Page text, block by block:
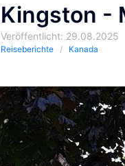
Kingston -
Veröffentlicht: 29.08.2025
Reiseberichte Kanada